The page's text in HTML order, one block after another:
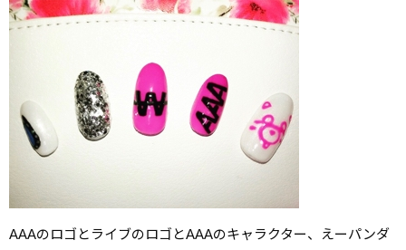
AAAのロゴとライブのロゴとAAAのキャラクター、えーパンダ